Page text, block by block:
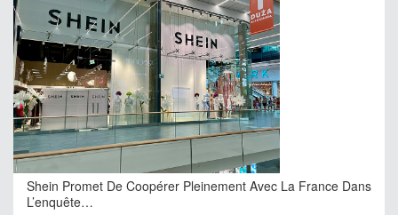
Shein Promet De Coopérer Pleinement Avec La France Dans
L’enquête…